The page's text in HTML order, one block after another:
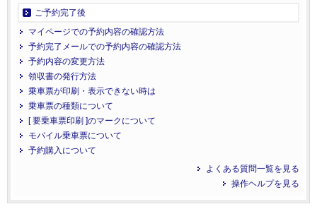
ご予約完了後
マイページでの予約内容の確認方法
予約完了メールでの予約内容の確認方法
予約内容の変更方法
領収書の発行方法
乗車票が印刷・表示できない時は
乗車票の種類について
[ 要乗車票印刷 ]のマークについて
モバイル乗車票について
予約購入について
よくある質問一覧を見る
操作ヘルプを見る